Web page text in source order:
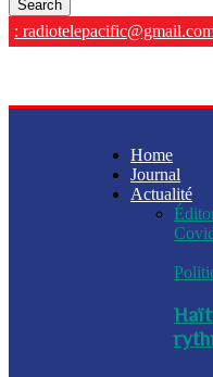
:
Home
Journal
Actualité